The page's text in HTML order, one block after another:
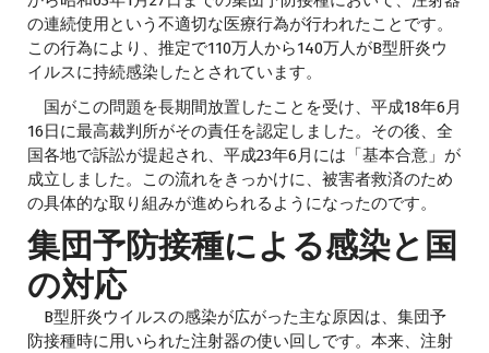
の連続使用という不適切な医療行為が行われたことです。
この行為により、推定で110万人から140万人がB型肝炎ウ
イルスに持続感染したとされています。
国がこの問題を長期間放置したことを受け、平成18年6月
16日に最高裁判所がその責任を認定しました。その後、全
国各地で訴訟が提起され、平成23年6月には「基本合意」が
成立しました。この流れをきっかけに、被害者救済のため
の具体的な取り組みが進められるようになったのです。
集団予防接種による感染と国
の対応
B型肝炎ウイルスの感染が広がった主な原因は、集団予
防接種時に用いられた注射器の使い回しです。本来、注射